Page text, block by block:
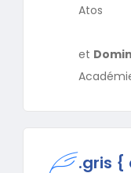
Atos
et
.gris {